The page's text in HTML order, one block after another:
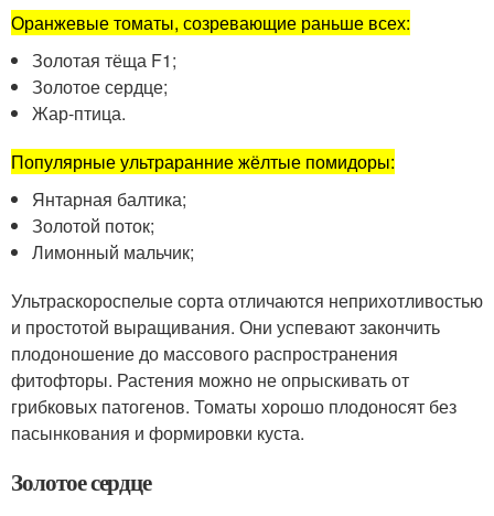
Оранжевые томаты, созревающие раньше всех:
Золотая тёща F1;
Золотое сердце;
Жар-птица.
Популярные ультраранние жёлтые помидоры:
Янтарная балтика;
Золотой поток;
Лимонный мальчик;
Ультраскороспелые сорта отличаются неприхотливостью
и простотой выращивания. Они успевают закончить
плодоношение до массового распространения
фитофторы. Растения можно не опрыскивать от
грибковых патогенов. Томаты хорошо плодоносят без
пасынкования и формировки куста.
Золотое сердце